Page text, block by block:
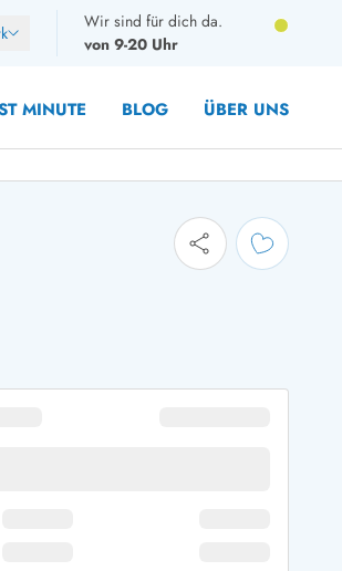
Wir sind für dich da.
von 9-20 Uhr
MINUTE BLOG ÜBER UNS